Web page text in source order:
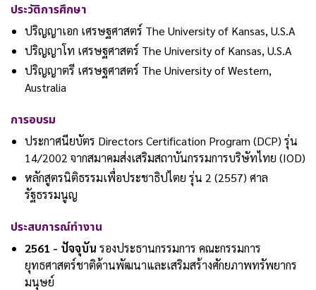
ประวัติการศึกษา
ปริญญาเอก เศรษฐศาสตร์ The University of Kansas, U.S.A
ปริญญาโท เศรษฐศาสตร์ The University of Kansas, U.S.A
ปริญญาตรี เศรษฐศาสตร์ The University of Western,
Australia
การอบรม
ประกาศนียบัตร Directors Certification Program (DCP) รุ่น
14/2002 จากสมาคมส่งเสริมสถาบันกรรมการบริษัทไทย (IOD)
หลักสูตรนิติธรรมเพื่อประชาธิปไตย รุ่น 2 (2557) ศาล
รัฐธรรมนูญ
ประสบการณ์ทำงาน
2561 - ปัจจุบัน รองประธานกรรมการ คณะกรรมการ
ยุทธศาสตร์ชาติด้านพัฒนาและเสริมสร้างศักยภาพทรัพยากร
มนุษย์